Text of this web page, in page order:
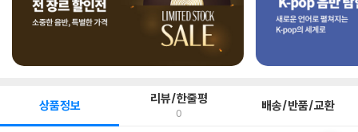
상품정보 리뷰/한줄평
0 배송/반품/교환